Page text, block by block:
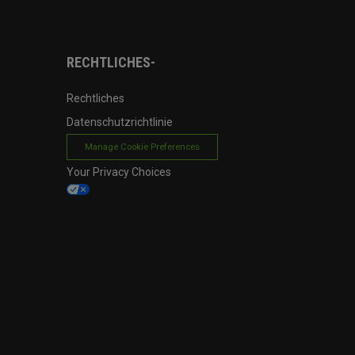
RECHTLICHES-
Rechtliches
Datenschutzrichtlinie
Manage Cookie Preferences
Your Privacy Choices